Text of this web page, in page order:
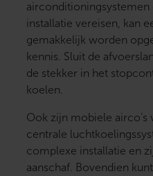
airconditioningsystemen
installatie vereisen, kan
gemakkelijk worden
kennis. Sluit de
de stekker in het
koelen.
Ook zijn mobiele airco’s
centrale
complexe installatie en
aanschaf. Bovendien